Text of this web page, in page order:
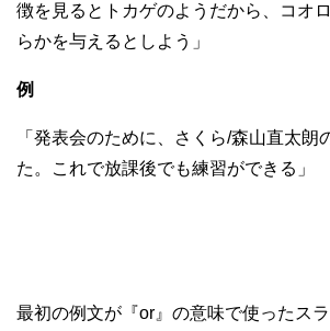
徴を見るとトカゲのようだから、コオ
らかを与えるとしよう」
例
「発表会のために、さくら/森山直太朗
た。これで放課後でも練習ができる」
最初の例文が『or』の意味で使ったス